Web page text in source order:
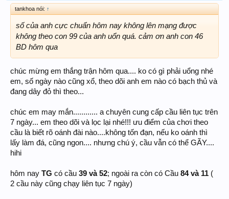
tankhoa nói: ↑
số của anh cực chuẩn hôm nay không lên mạng được
không theo con 99 của anh uổn quá. cảm ơn anh con 46
BD hôm qua
chúc mừng em thắng trận hôm qua.... ko có gì phải uổng nhé
em, số ngày nào cũng xổ, theo dõi anh em nào có bạch thủ và
đang dây đỏ thì theo...
chúc em may mắn............ a chuyên cung cấp cầu liên tục trên
7 ngày... em theo dõi và lọc lại nhé!!! ưu điểm của chơi theo
cầu là biết rõ oánh đài nào....không tốn đạn, nếu ko oánh thì
lấy làm đá, cũng ngon.... nhưng chú ý, cầu vẫn có thể GÃY....
hihi
hôm nay TG có cầu 39 và 52; ngoài ra còn có Cầu 84 và 11 (
2 cầu này cũng chạy liên tục 7 ngày)